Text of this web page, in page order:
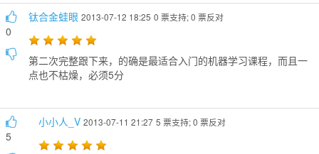
0
钛合金蛙眼 2013-07-12 18:25 0 票支持; 0 票反对
第二次完整跟下来，的确是最适合入门的机器学习课程，而且一
点也不枯燥，必须5分
5
小小人_V 2013-07-11 21:27 5 票支持; 0 票反对